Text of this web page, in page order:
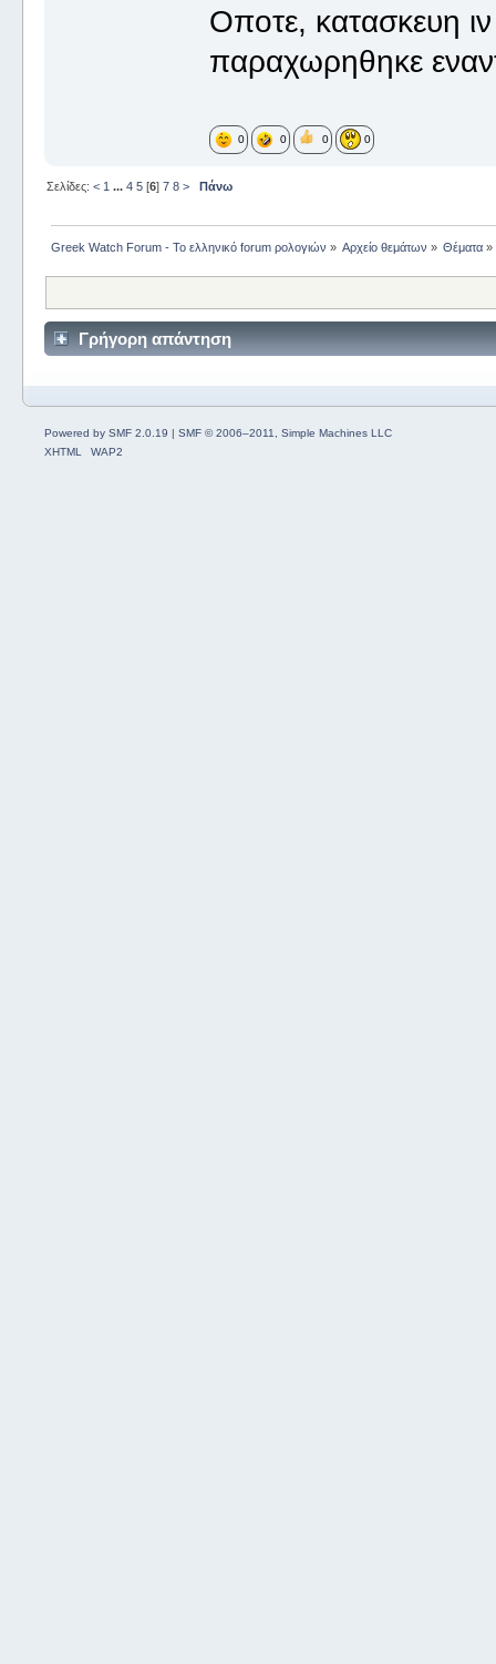
Οποτε, κατασκευη
παραχωρηθηκε
0 0 0 0
Σελίδες: < 1 ... 4 5[6] 7 8 > Πάνω
Greek Watch Forum - Το ελληνικό forum ρολογιών » Αρχείο θεμάτων » Θέματα »
Γρήγορη απάντηση
Powered by SMF 2.0.19 | SMF © 2006–2011, Simple Machines LLC
XHTML
WAP2